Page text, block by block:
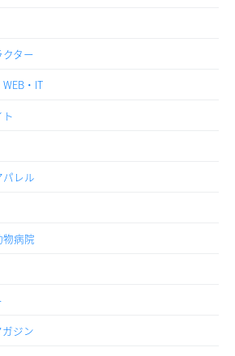
ター
・IT
パレル
病院
ジン